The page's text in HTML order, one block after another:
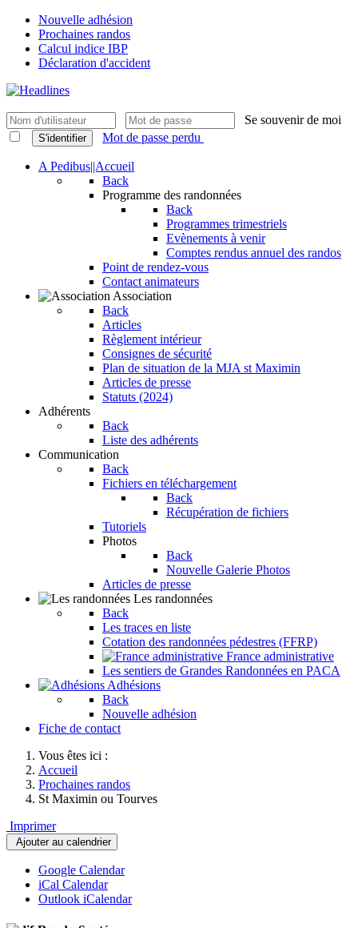
Nouvelle adhésion
Prochaines randos
Calcul indice IBP
Déclaration d'accident
Se souvenir de moi
S'identifier Mot de passe perdu
A Pedibus||Accueil
Back
Programme des randonnées
Back
Programmes trimestriels
Evènements à venir
Comptes rendus annuel des randos
Point de rendez-vous
Contact animateurs
Association
Back
Articles
Règlement intérieur
Consignes de sécurité
Plan de situation de la MJA st Maximin
Articles de presse
Statuts (2024)
Adhérents
Back
Liste des adhérents
Communication
Back
Fichiers en téléchargement
Back
Récupération de fichiers
Tutoriels
Photos
Back
Nouvelle Galerie Photos
Articles de presse
Les randonnées
Back
Les traces en liste
Cotation des randonnées pédestres (FFRP)
France administrative
Les sentiers de Grandes Randonnées en PACA
Adhésions
Back
Nouvelle adhésion
Fiche de contact
Vous êtes ici :
Accueil
Prochaines randos
St Maximin ou Tourves
Imprimer
Ajouter au calendrier
Google Calendar
iCal Calendar
Outlook iCalendar